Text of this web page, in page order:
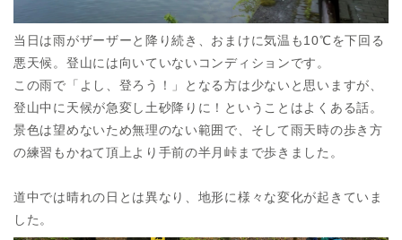
当日は雨がザーザーと降り続き、おまけに気温も10℃を下回る
悪天候。登山には向いていないコンディションです。
この雨で「よし、登ろう！」となる方は少ないと思いますが、
登山中に天候が急変し土砂降りに！ということはよくある話。
景色は望めないため無理のない範囲で、そして雨天時の歩き方
の練習もかねて頂上より手前の半月峠まで歩きました。
道中では晴れの日とは異なり、地形に様々な変化が起きていま
した。